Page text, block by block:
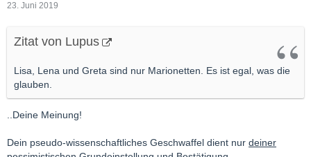
23. Juni 2019
Zitat von Lupus
Lisa, Lena und Greta sind nur Marionetten. Es ist egal, was die
glauben.
..Deine Meinung!
Dein pseudo-wissenschaftliches Geschwaffel dient nur deiner